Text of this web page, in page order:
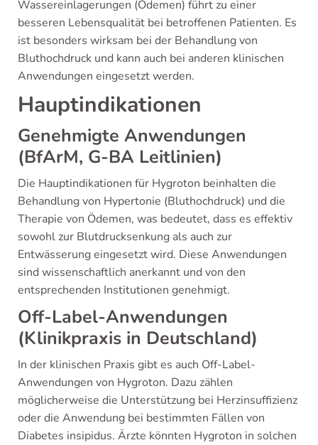
Wassereinlagerungen (Ödemen) führt zu einer
besseren Lebensqualität bei betroffenen Patienten. Es
ist besonders wirksam bei der Behandlung von
Bluthochdruck und kann auch bei anderen klinischen
Anwendungen eingesetzt werden.
Hauptindikationen
Genehmigte Anwendungen
(BfArM, G-BA Leitlinien)
Die Hauptindikationen für Hygroton beinhalten die
Behandlung von Hypertonie (Bluthochdruck) und die
Therapie von Ödemen, was bedeutet, dass es effektiv
sowohl zur Blutdrucksenkung als auch zur
Entwässerung eingesetzt wird. Diese Anwendungen
sind wissenschaftlich anerkannt und von den
entsprechenden Institutionen genehmigt.
Off-Label-Anwendungen
(Klinikpraxis in Deutschland)
In der klinischen Praxis gibt es auch Off-Label-
Anwendungen von Hygroton. Dazu zählen
möglicherweise die Unterstützung bei Herzinsuffizienz
oder die Anwendung bei bestimmten Fällen von
Diabetes insipidus. Ärzte könnten Hygroton in solchen